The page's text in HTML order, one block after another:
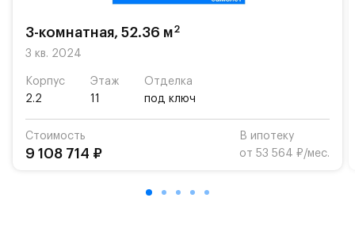
3-комнатная, 52.36 м2
3 кв. 2024
Корпус
2.2
Этаж
11
Отделка
под ключ
Стоимость
9 108 714 ₽
В ипотеку
от 53 564 ₽/мес.